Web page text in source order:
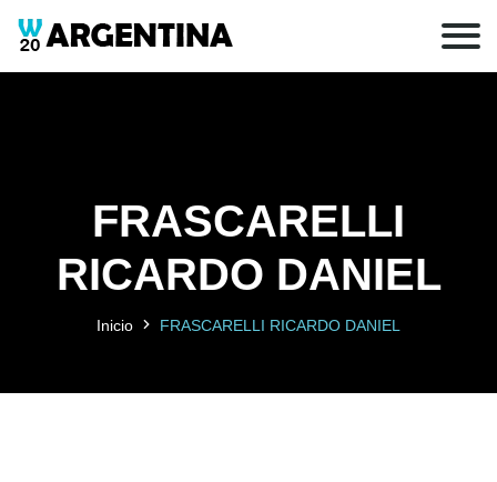
FRASCARELLI
RICARDO DANIEL
Inicio FRASCARELLI RICARDO DANIEL